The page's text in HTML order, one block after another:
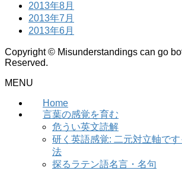
2013年8月
2013年7月
2013年6月
Copyright © Misunderstandings can go
Reserved.
MENU
Home
言葉の感覚を育む
危うい英文読解
研く英語感覚: 二元対立軸で
法
探るラテン語名言・名句